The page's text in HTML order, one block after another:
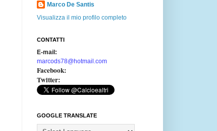
Marco De Santis
Visualizza il mio profilo completo
CONTATTI
E-mail:
marcods78@hotmail.com
Facebook:
Twitter:
GOOGLE TRANSLATE